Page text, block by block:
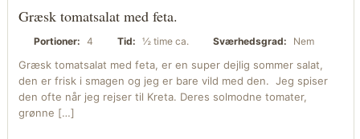
Græsk tomatsalat med feta.
Portioner: 4 Tid: ½ time ca. Sværhedsgrad: Nem
Græsk tomatsalat med feta, er en super dejlig sommer salat,
den er frisk i smagen og jeg er bare vild med den. Jeg spiser
den ofte når jeg rejser til Kreta. Deres solmodne tomater,
grønne […]